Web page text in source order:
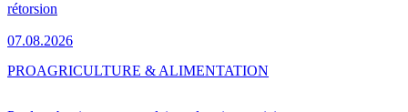
rétorsion
07.08.2026
PROAGRICULTURE & ALIMENTATION